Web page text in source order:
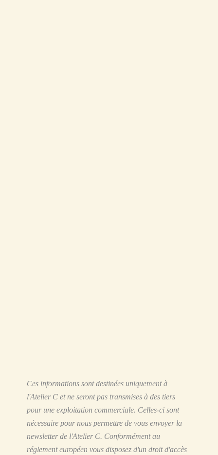
Ces informations sont destinées uniquement à
l'Atelier C et ne seront pas transmises à des tiers
pour une exploitation commerciale. Celles-ci sont
nécessaire pour nous permettre de vous envoyer la
newsletter de l'Atelier C. Conformément au
réglement européen vous disposez d'un droit d'accès